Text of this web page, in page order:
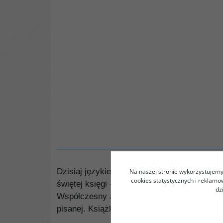
Dzisiaj językiem arabskim posługuje się
świętej księgi - Koranu.
Współczesny arabski występuje głównie
pisanej. Książka zawiera krótki opis
Na naszej stronie
cookies statystycznych i